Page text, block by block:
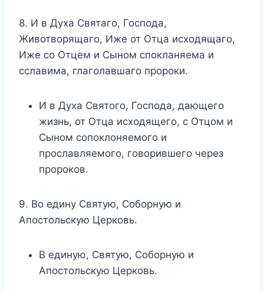
8. И в Духа Святаго, Господа,
Животворящаго, Иже от Отца исходящаго,
Иже со Отцем и Сыном спокланяема и
сславима, глаголавшаго пророки.
И в Духа Святого, Господа, дающего
жизнь, от Отца исходящего, с Отцом и
Сыном сопоклоняемого и
прославляемого, говорившего через
пророков.
9. Во едину Святую, Соборную и
Апостольскую Церковь.
В единую, Святую, Соборную и
Апостольскую Церковь.